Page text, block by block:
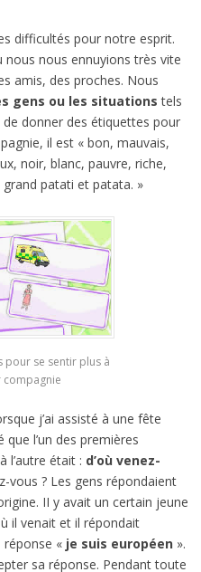
difficultés pour notre esprit.
nous ennuyions très vite
amis, des proches. Nous
gens ou les situations tels
de donner des étiquettes pour
il est « bon, mauvais,
noir, blanc, pauvre, riche,
patati et patata. »
pour se sentir plus à
compagnie
j’ai assisté à une fête
que l’un des premières
l’autre était : d’où venez-
vous ? Les gens répondaient
II y avait un certain jeune
il venait et il répondait
«je suis européen».
sa réponse. Pendant toute